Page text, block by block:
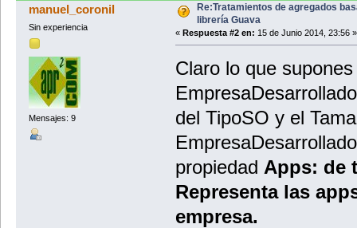
manuel_coronil
Sin experiencia
Mensajes: 9
Re:Tratamientos de agregados
librería Guava
« Respuesta #2 en: 15 de Junio 2014, 23:56 »
Claro lo que
del TipoSO y el
propiedad Apps: de
Representa las
empresa.